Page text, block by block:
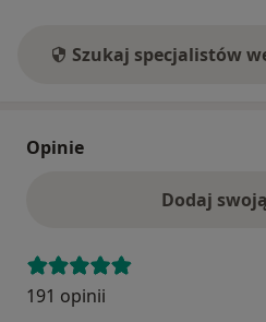
Szukaj specjalistów
Opinie
Dodaj
191 opinii